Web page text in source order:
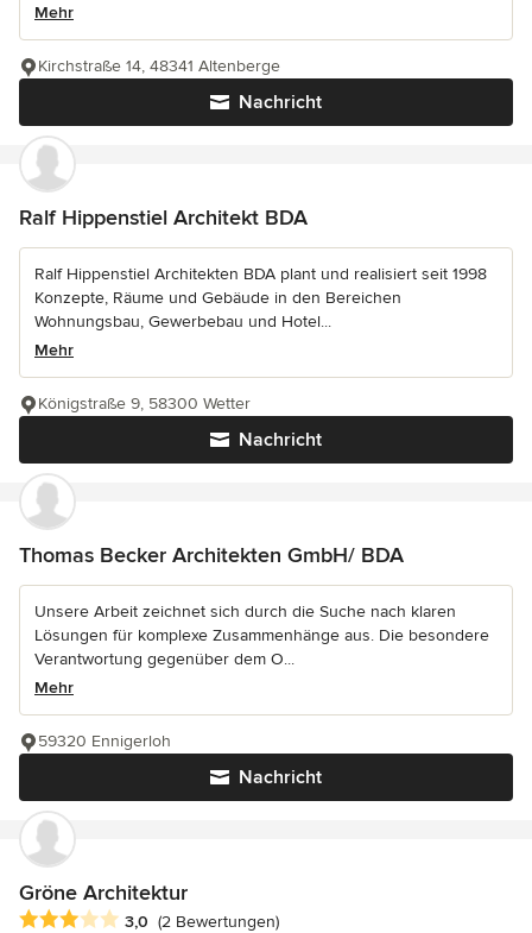
Mehr
Nachricht
Kirchstraße 14, 48341 Altenberge
Ralf Hippenstiel Architekt BDA
Ralf Hippenstiel Architekten BDA plant und realisiert seit 1998
Konzepte, Räume und Gebäude in den Bereichen
Wohnungsbau, Gewerbebau und Hotel...
Mehr
Nachricht
Königstraße 9, 58300 Wetter
Thomas Becker Architekten GmbH/ BDA
Unsere Arbeit zeichnet sich durch die Suche nach klaren
Lösungen für komplexe Zusammenhänge aus. Die besondere
Verantwortung gegenüber dem O...
Mehr
Nachricht
59320 Ennigerloh
Gröne Architektur
Durchschnittliche Bewertung: 3 von 5 Sternen
3,0 (2 Bewertungen)